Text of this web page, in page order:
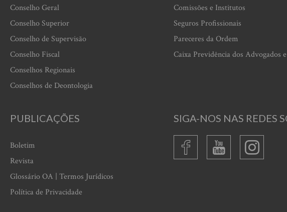
Conselho Geral
Conselho Superior
Conselho de Supervisão
Conselho Fiscal
Conselhos Regionais
Conselhos de Deontologia
Comissões e Institutos
Seguros Profissionais
Pareceres da Ordem
Caixa Previdência dos Advogados
PUBLICAÇÕES
Boletim
Revista
Glossário OA | Termos Jurídicos
Política de Privacidade
SIGA-NOS NAS REDES